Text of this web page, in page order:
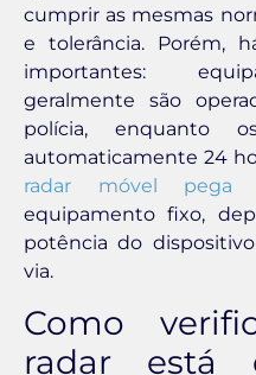
cumprir as mesmas
e tolerância. Porém,
importantes:
geralmente são
polícia, enquanto
automaticamente 24
radar móvel pega
equipamento fixo,
potência do
via.
Como
radar está